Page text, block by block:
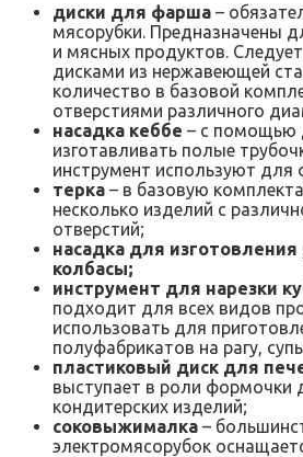
диски для фарша –
мясорубки. Предназначены
и мясных продуктов.
дисками из нержавеющей
количество в базовой
отверстиями различного
насадка кеббе – с помощью
изготавливать полые
инструмент используют для
терка – в базовую
несколько изделий с
отверстий;
насадка для
колбасы;
инструмент для нарезки
подходит для всех видов
использовать для
полуфабрикатов на рагу,
пластиковый диск для
выступает в роли
кондитерских изделий;
соковыжималка –
электромясорубок